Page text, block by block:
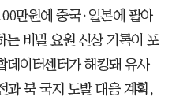
만원에 중국·일본에 팔아
는 비밀 요원 신상 기록이 포
데이터센터가 해킹돼 유사
과 북 국지 도발 대응 계획,